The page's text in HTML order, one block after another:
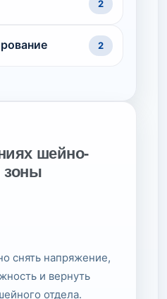
2
2
шейно-
зоны
снять напряжение,
и вернуть
отдела.